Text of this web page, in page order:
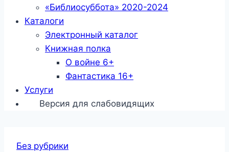
«Библиосуббота» 2020-2024
Каталоги
Электронный каталог
Книжная полка
О войне 6+
Фантастика 16+
Услуги
Версия для слабовидящих
Без рубрики